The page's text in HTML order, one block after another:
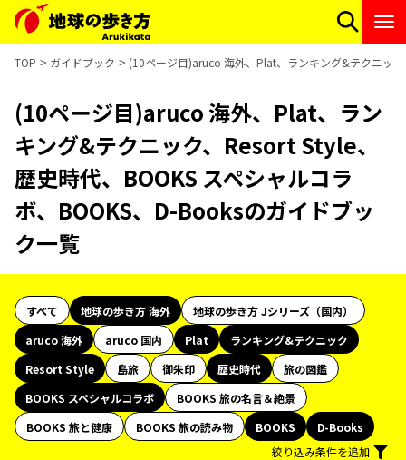
TOP ガイドブック (10ページ目)aruco 海外、Plat、ランキング&テクニッ
(10ページ目)aruco 海外、Plat、ラン
キング&テクニック、Resort Style、
歴史時代、BOOKS スペシャルコラ
ボ、BOOKS、D-Booksのガイドブッ
ク一覧
すべて 地球の歩き方 海外
地球の歩き方 Jシリーズ（国内）
aruco 海外
aruco 国内 Plat
ランキング&テクニック
Resort Style
島旅 御朱印 歴史時代
旅の図鑑
BOOKS スペシャルコラボ
BOOKS 旅の名言＆絶景
BOOKS 旅と健康
BOOKS 旅の読み物 BOOKS
D-Books
絞り込み条件を追加